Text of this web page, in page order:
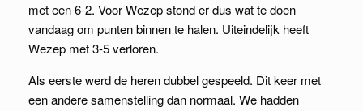
met een 6-2. Voor Wezep stond er dus wat te doen
vandaag om punten binnen te halen. Uiteindelijk heeft
Wezep met 3-5 verloren.
Als eerste werd de heren dubbel gespeeld. Dit keer met
een andere samenstelling dan normaal. We hadden